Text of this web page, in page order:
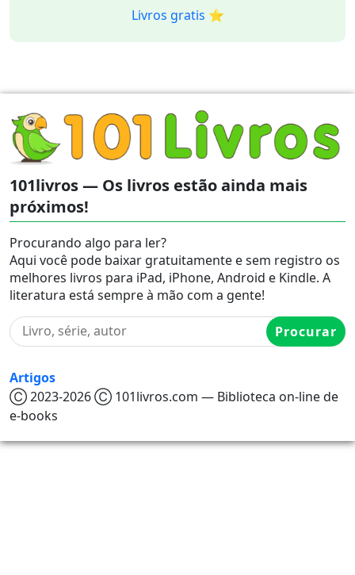
Livros gratis ⭐️
101livros — Os livros estão ainda mais
próximos!
Procurando algo para ler?
Aqui você pode baixar gratuitamente e sem registro os
melhores livros para iPad, iPhone, Android e Kindle. A
literatura está sempre à mão com a gente!
Procurar
Artigos
Ⓒ 2023-2026 Ⓒ 101livros.com — Biblioteca on-line de
e-books